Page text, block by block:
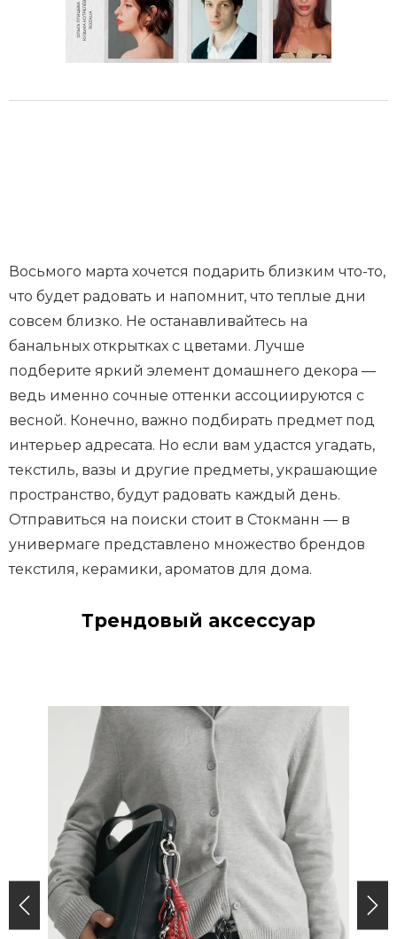
Восьмого марта хочется подарить близким что-то,
что будет радовать и напомнит, что теплые дни
совсем близко. Не останавливайтесь на
банальных открытках с цветами. Лучше
подберите яркий элемент домашнего декора —
ведь именно сочные оттенки ассоциируются с
весной. Конечно, важно подбирать предмет под
интерьер адресата. Но если вам удастся угадать,
текстиль, вазы и другие предметы, украшающие
пространство, будут радовать каждый день.
Отправиться на поиски стоит в Стокманн — в
универмаге представлено множество брендов
текстиля, керамики, ароматов для дома.
Трендовый аксессуар